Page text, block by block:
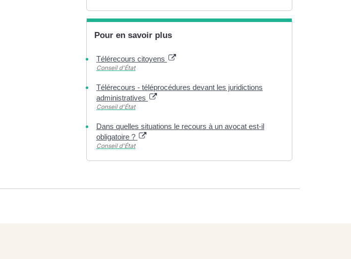
Pour en savoir plus
Télérecours citoyens
Conseil d'État
Télérecours - téléprocédures devant les juridictions
administratives
Conseil d'État
Dans quelles situations le recours à un avocat est-il
obligatoire ?
Conseil d'État